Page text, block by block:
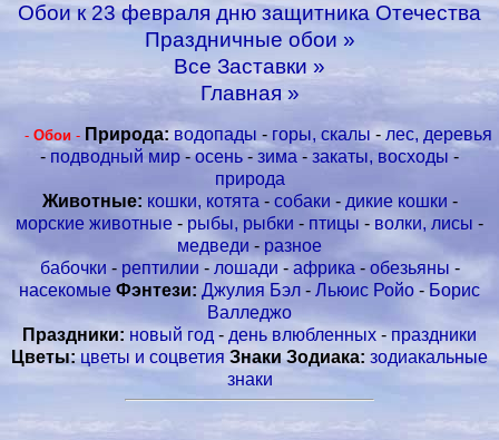
Обои к 23 февраля дню защитника Отечества
Праздничные обои »
Все Заставки »
Главная »
- Обои - Природа: водопады - горы, скалы - лес, деревья
- подводный мир-осень - зима - закаты, восходы -
природа
Животные: кошки, котята - собаки - дикие кошки -
морские животные - рыбы, рыбки - птицы - волки, лисы -
медведи - разное
бабочки - рептилии - лошади - африка - обезьяны -
насекомые Фэнтези: Джулия Бэл - Льюис Ройо - Борис
Валледжо
Праздники: новый год - день влюбленных - праздники
Цветы: цветы и соцветия Знаки Зодиака: зодиакальные
знаки